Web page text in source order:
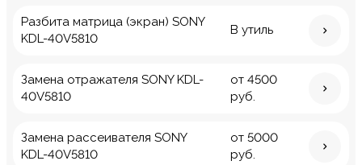
Разбита матрица (экран) SONY
KDL-40V5810
В утиль
Замена отражателя SONY KDL-
40V5810
от 4500
руб.
Замена рассеивателя SONY
KDL-40V5810
от 5000
руб.